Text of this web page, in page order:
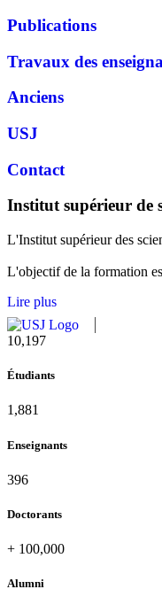
Publications
Travaux des
Anciens
USJ
Contact
Institut supérieur de
L'Institut supérieur des
L'objectif de la formation
Lire plus
11,727
Étudiants
2,142
Enseignants
437
Doctorants
+ 100,000
Alumni